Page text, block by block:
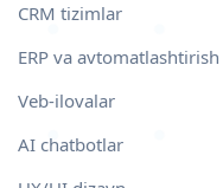
CRM tizimlar
ERP va avtomatlashtirish
Veb-ilovalar
AI chatbotlar